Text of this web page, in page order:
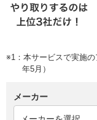
※1：本サービスで実施
年5月）
メーカー